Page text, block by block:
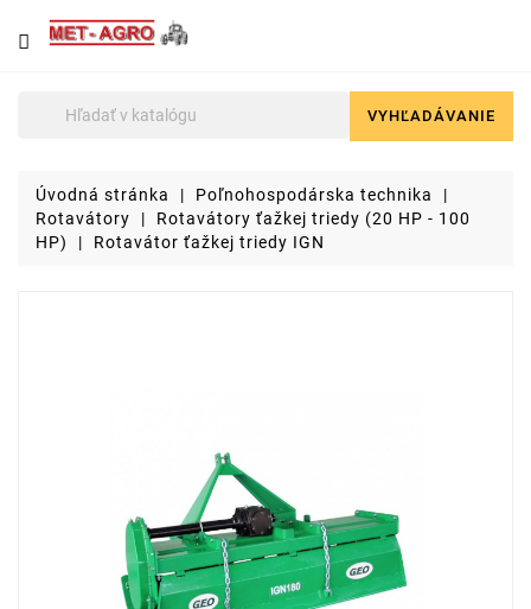
NÁJDETE
U
Lyžice
pre
VYHĽADÁVANIE
Úvodná stránka
Poľnohospodárska technika
Rotavátory
Rotavátory ťažkej triedy (20 HP - 100
HP)
Rotavátor ťažkej triedy IGN